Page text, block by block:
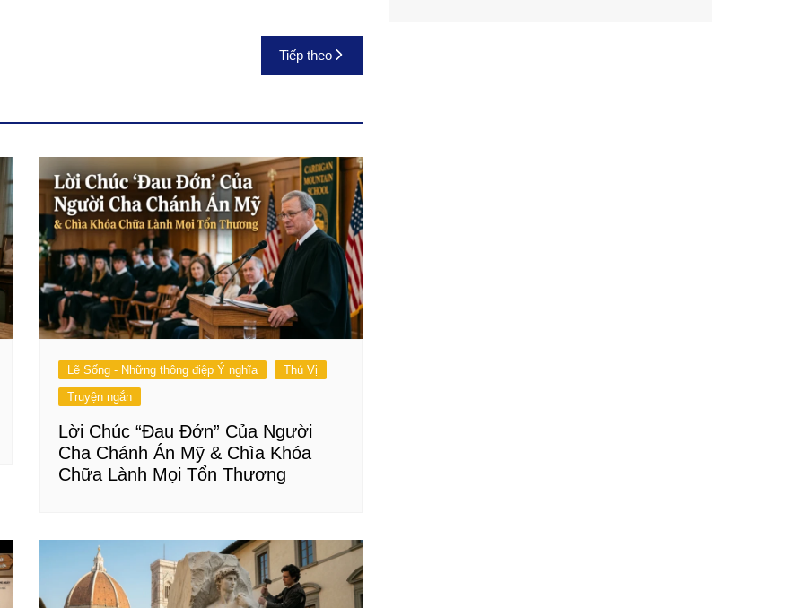
Tiếp theo
Lẽ Sống - Những thông điệp Ý nghĩa
Thú Vị
Truyện ngắn
Lời Chúc “Đau Đớn” Của Người
Cha Chánh Án Mỹ & Chìa Khóa
Chữa Lành Mọi Tổn Thương